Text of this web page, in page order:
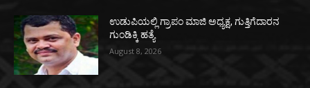
ಉಡುಪಿಯಲ್ಲಿ ಗ್ರಾಪಂ ಮಾಜಿ ಅಧ್ಯಕ್ಷ, ಗುತ್ತಿಗೆದಾರನ
ಗುಂಡಿಕ್ಕಿ ಹತ್ಯೆ
August 8, 2026